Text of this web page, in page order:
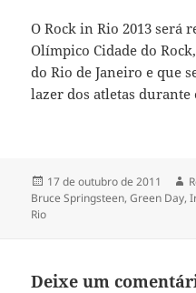
O Rock in Rio 2013 será
Olímpico Cidade do
do Rio de Janeiro e que
lazer dos atletas durante
Publicado
em
17 de outubro de 2011
Bruce Springsteen,Green Day,
Rio
Deixe um